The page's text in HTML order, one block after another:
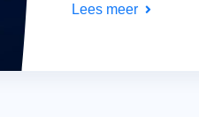
Lees meer